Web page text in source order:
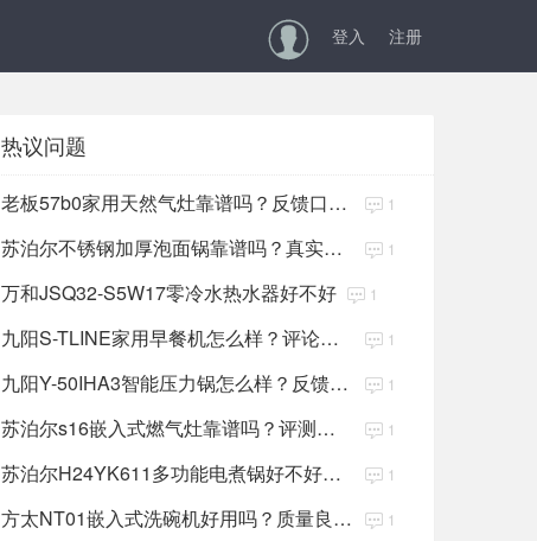
登入 注册
热议问题
老板57b0家用天然气灶靠谱吗？反馈口碑好吗 1
苏泊尔不锈钢加厚泡面锅靠谱吗？真实评论不好吗 1
万和JSQ32-S5W17零冷水热水器好不好 1
九阳S-TLINE家用早餐机怎么样？评论反馈如何 1
九阳Y-50IHA3智能压力锅怎么样？反馈口碑很好吗 1
苏泊尔s16嵌入式燃气灶靠谱吗？评测反馈如何 1
苏泊尔H24YK611多功能电煮锅好不好？反馈口碑很好吗 1
方太NT01嵌入式洗碗机好用吗？质量良心吗 1